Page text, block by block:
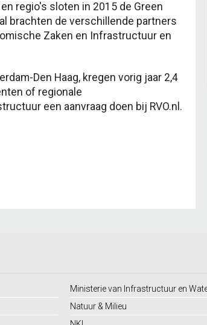
regio's sloten in 2015 de Green
brachten de verschillende partners
Zaken en Infrastructuur en
Den Haag, kregen vorig jaar 2,4
of regionale
een aanvraag doen bij RVO.nl.
Ministerie van Infrastructuur en
Natuur & Milieu